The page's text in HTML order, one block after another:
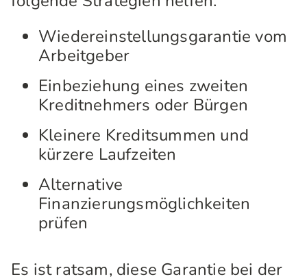
Wiedereinstellungsgarantie vom
Arbeitgeber
Einbeziehung eines zweiten
Kreditnehmers oder Bürgen
Kleinere Kreditsummen und
kürzere Laufzeiten
Alternative
Finanzierungsmöglichkeiten
prüfen
Es ist ratsam, diese Garantie bei der